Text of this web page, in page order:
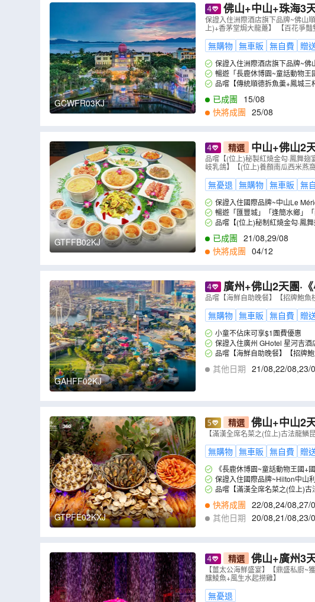
華僑城歡樂海岸主題公園-瑪雅海灘水公園
龍江農耕
甘坑古鎮
K11 ECOAST 赤坎·廣東華僑國際旅遊
珠海太空中心
紅旗1970藝術區 中山影視城 孫
小欖民俗博物館
馬鞍島海邊野公園 江門古勞水鄉
三十三墟街
上岳古民居 奇幻侏羅紀 清遠長隆
「玉堂春暖」~巧手功夫點心宴
GCWFR03KJ
佛山+中山+珠海3
灣夢幻劇場」「長鹿
保證入住洲際酒店旗下品牌~佛山
上)+香茅堂焗大龍躉】 【百花爭
無購物 無車販 無自費 贈
保證入住洲際酒店旗下品牌~
暢遊「長鹿休博園~童話動物王
品嚐【傳統順德拆魚羹+鳳城三
【深海珍味龍躉10食~翅湯過橋深
已成團 15/08
快將成團 25/08
GTFFB02KJ
精選 中山+佛山2
Le Méridien保利艾美酒
品嚐【(位上)秘製紅燒金勾·鳳舞
岐乳鴿】【(位上)養顏南瓜西米燕
無憂退 無購物 無車販 無
保證入住國際品牌~中山Le
暢遊「匯豐城」「逢簡水鄉」「
品嚐【(位上)秘制紅燒金勾·鳳
燒石岐乳鴿】【(位上)養顏南瓜西
已成團 21/08,29/08
快將成團 04/12
GAHFF02KJ
廣州+佛山2天團·
+細意安排體驗製作傳
品嚐【海鮮自助晚餐】【招牌鮑魚
無購物 無車販 無自費 贈
小童不佔床可享$1團費優惠
保證入住廣州 GHotel 星河吉酒
品嚐【海鮮自助晚餐】【招牌
其他日期 21/08,22/08,23/
GTPFE02KXJ
精選 佛山+中山2
餐】長鹿休博園~童話
【滿漢全席名菜之(位上)古法龍鱗
無購物 無車販 無自費 贈
《長鹿休博園~童話動物王國+
保證入住國際品牌~Hilton中山
品嚐【滿漢全席名菜之(位上)古
快將成團 22/08,24/08,27/
其他日期 20/08,21/08,23/
精選 佛山+廣州3
情」順德美麗豪酒店(
【薑太公海鮮盛宴】【鼎盛私廚
釀鯪魚+風生水起撈雞】
無憂退